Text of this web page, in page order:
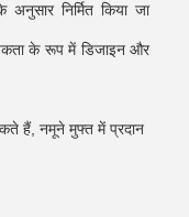
निर्मित किया जा
के रूप में डिजाइन और
हैं, नमूने मुफ्त में प्रदान